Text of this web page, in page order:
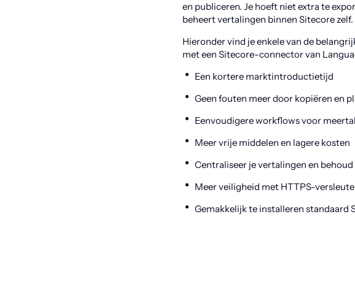
en publiceren. Je hoeft niet extra te
beheert vertalingen binnen Sitecore zelf.
Hieronder vind je enkele van de
met een Sitecore-connector van
Een kortere marktintroductietijd
Geen fouten meer door kopiëren en
Eenvoudigere workflows voor
Meer vrije middelen en lagere kosten
Centraliseer je vertalingen en
Meer veiligheid met HTTPS-
Gemakkelijk te installeren standaard